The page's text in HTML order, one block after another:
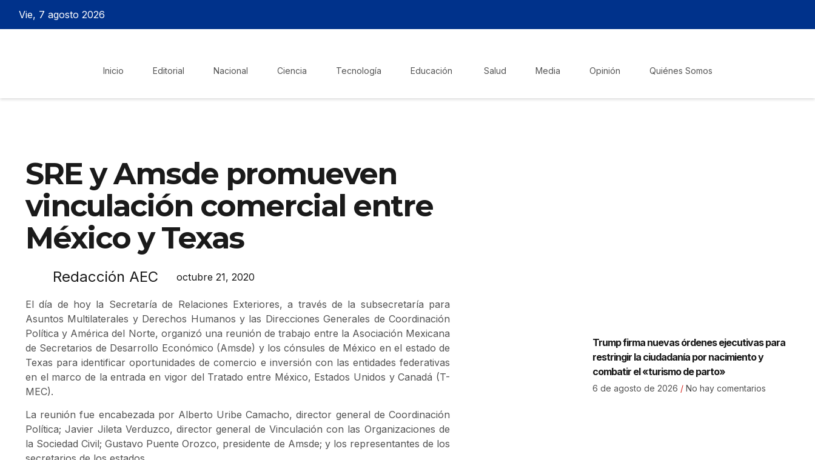
Vie, 7 agosto 2026
Inicio Editorial Nacional Ciencia Tecnología Educación Salud Media Opinión Quiénes Somos
SRE y Amsde promueven
vinculación comercial entre
México y Texas
Redacción AEC octubre 21, 2020
El día de hoy la Secretaría de Relaciones Exteriores, a través de la subsecretaría para
Asuntos Multilaterales y Derechos Humanos y las Direcciones Generales de Coordinación
Política y América del Norte, organizó una reunión de trabajo entre la Asociación Mexicana
de Secretarios de Desarrollo Económico (Amsde) y los cónsules de México en el estado de
Texas para identificar oportunidades de comercio e inversión con las entidades federativas
en el marco de la entrada en vigor del Tratado entre México, Estados Unidos y Canadá (T-
MEC).
La reunión fue encabezada por Alberto Uribe Camacho, director general de Coordinación
Política; Javier Jileta Verduzco, director general de Vinculación con las Organizaciones de
la Sociedad Civil; Gustavo Puente Orozco, presidente de Amsde; y los representantes de los
Trump firma nuevas órdenes ejecutivas para
restringir la ciudadanía por nacimiento y
combatir el «turismo de parto»
6 de agosto de 2026 No hay comentarios